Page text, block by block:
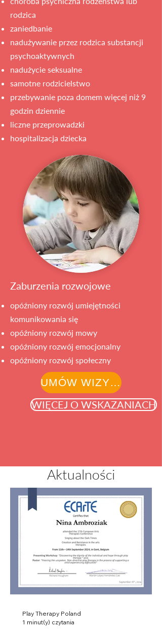
rodzica
zaniedbanie
nadużywanie przez rodzica substancji
psychoaktywnych
nadużycie seksualne
samotne rodzicielstwo
przebywanie poza domem więcej niż 9
godzin dziennie
liczne przeprowadzki
hospitalizacja dziecka
Zaburzenia rozwojowe
opóźniony rozwój umiejętności
komunikowania się
opóźniony rozwój mowy
opóźniony rozwój emocjonalny
opóźniony rozwój społeczny
UMÓW WIZYTĘ
WIĘCEJ O WSKAZANIACH
Aktualności
Play Therapy Poland
1 minut(y) czytania